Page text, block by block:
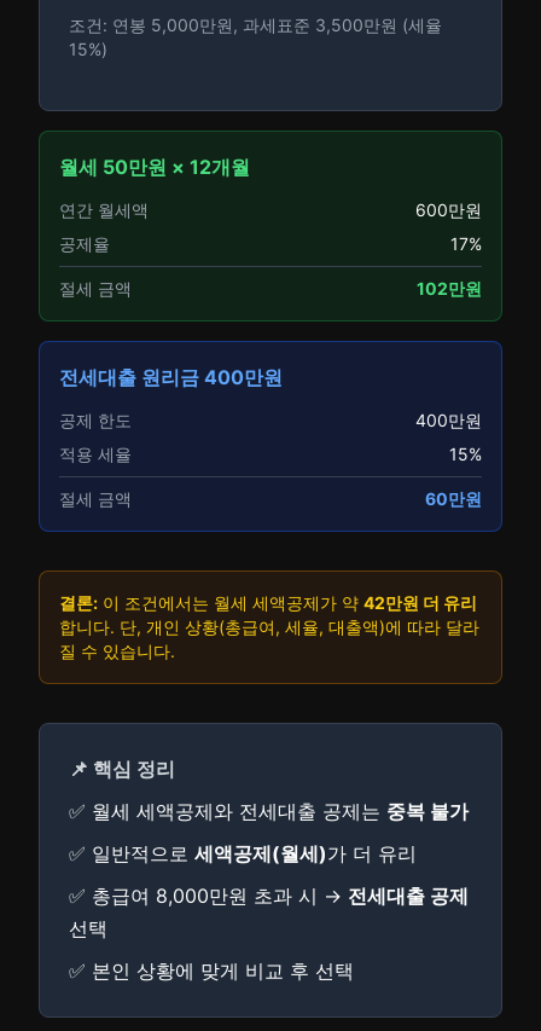
조건: 연봉 5,000만원, 과세표준 3,500만원 (세율
15%)
월세 50만원 × 12개월
연간 월세액
600만원
공제율
17%
절세 금액 102만원
전세대출 원리금 400만원
공제 한도
400만원
적용 세율
15%
절세 금액 60만원
결론: 이 조건에서는 월세 세액공제가 약 42만원 더 유리
합니다. 단, 개인 상황(총급여, 세율, 대출액)에 따라 달라
질 수 있습니다.
📌 핵심 정리
✅ 월세 세액공제와 전세대출 공제는 중복 불가
✅ 일반적으로 세액공제(월세)가 더 유리
✅ 총급여 8,000만원 초과 시 → 전세대출 공제
선택
✅ 본인 상황에 맞게 비교 후 선택